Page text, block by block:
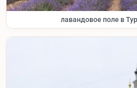
лавандовое поле в